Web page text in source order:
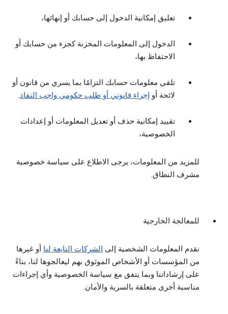
تعليق إمكانية الدخول إلى حسابك أو إنهائها،
الدخول إلى المعلومات المخزنة كجزء من حسابك أو
الاحتفاظ بها،
تلقي معلومات حسابك التزامًا بما يسري من قانون أو
لائحة أو إجراء قانوني أو طلب حكومي واجب النفاذ.
تقييد إمكانية حذف أو تعديل المعلومات أو إعدادات
الخصوصية،
للمزيد من المعلومات، يرجى الاطلاع على سياسة خصوصية
مشرف النطاق.
للمعالجة الخارجية
نقدم المعلومات الشخصية إلى الشركات التابعة لنا أو غيرها
من المؤسسات أو الأشخاص الموثوق بهم ليعالجوها لنا، بناءً
على إرشاداتنا وبما يتفق مع سياسة الخصوصية وأي إجراءات
مناسبة أخرى متعلقة بالسرية والأمان.